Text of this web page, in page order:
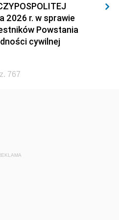
2026 r. w sprawie
Powstania
cywilnej
767